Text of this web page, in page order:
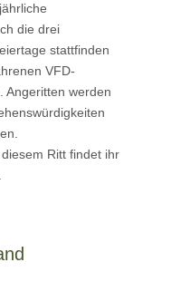
die drei
stattfinden
VFD-
Angeritten werden
Ritt findet ihr